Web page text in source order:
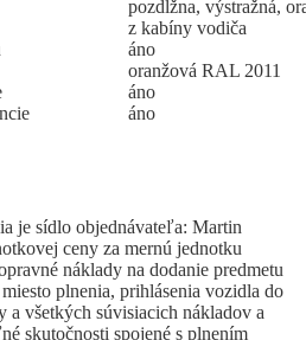
pozdĺžna, výstražná,
z kabíny vodiča
áno
oranžová RAL 2011
áno
áno
je sídlo objednávateľa: Martin
ceny za mernú jednotku
náklady na dodanie predmetu
plnenia, prihlásenia vozidla do
a všetkých súvisiacich nákladov a
skutočnosti spojené s plnením